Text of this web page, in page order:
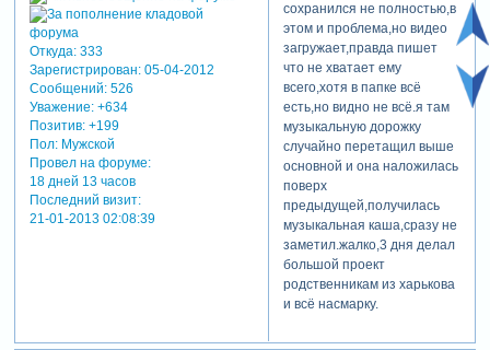
Откуда:333
Зарегистрирован: 05-04-2012
Сообщений:526
Уважение: +634
Позитив: +199
Пол:Мужской
Провел на форуме:
18 дней 13 часов
Последний визит:
21-01-2013 02:08:39
сохранился не полностью,в
этом и проблема,но видео
загружает,правда пишет
что не хватает ему
всего,хотя в папке всё
есть,но видно не всё.я там
музыкальную дорожку
случайно перетащил выше
основной и она наложилась
поверх
предыдущей,получилась
музыкальная каша,сразу не
заметил.жалко,3 дня делал
большой проект
родственникам из харькова
и всё насмарку.